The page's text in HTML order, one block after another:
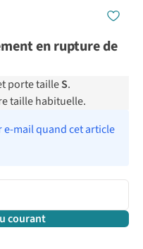
en rupture de
porte tailleS.
taille habituelle.
e-mail quand cet article
courant